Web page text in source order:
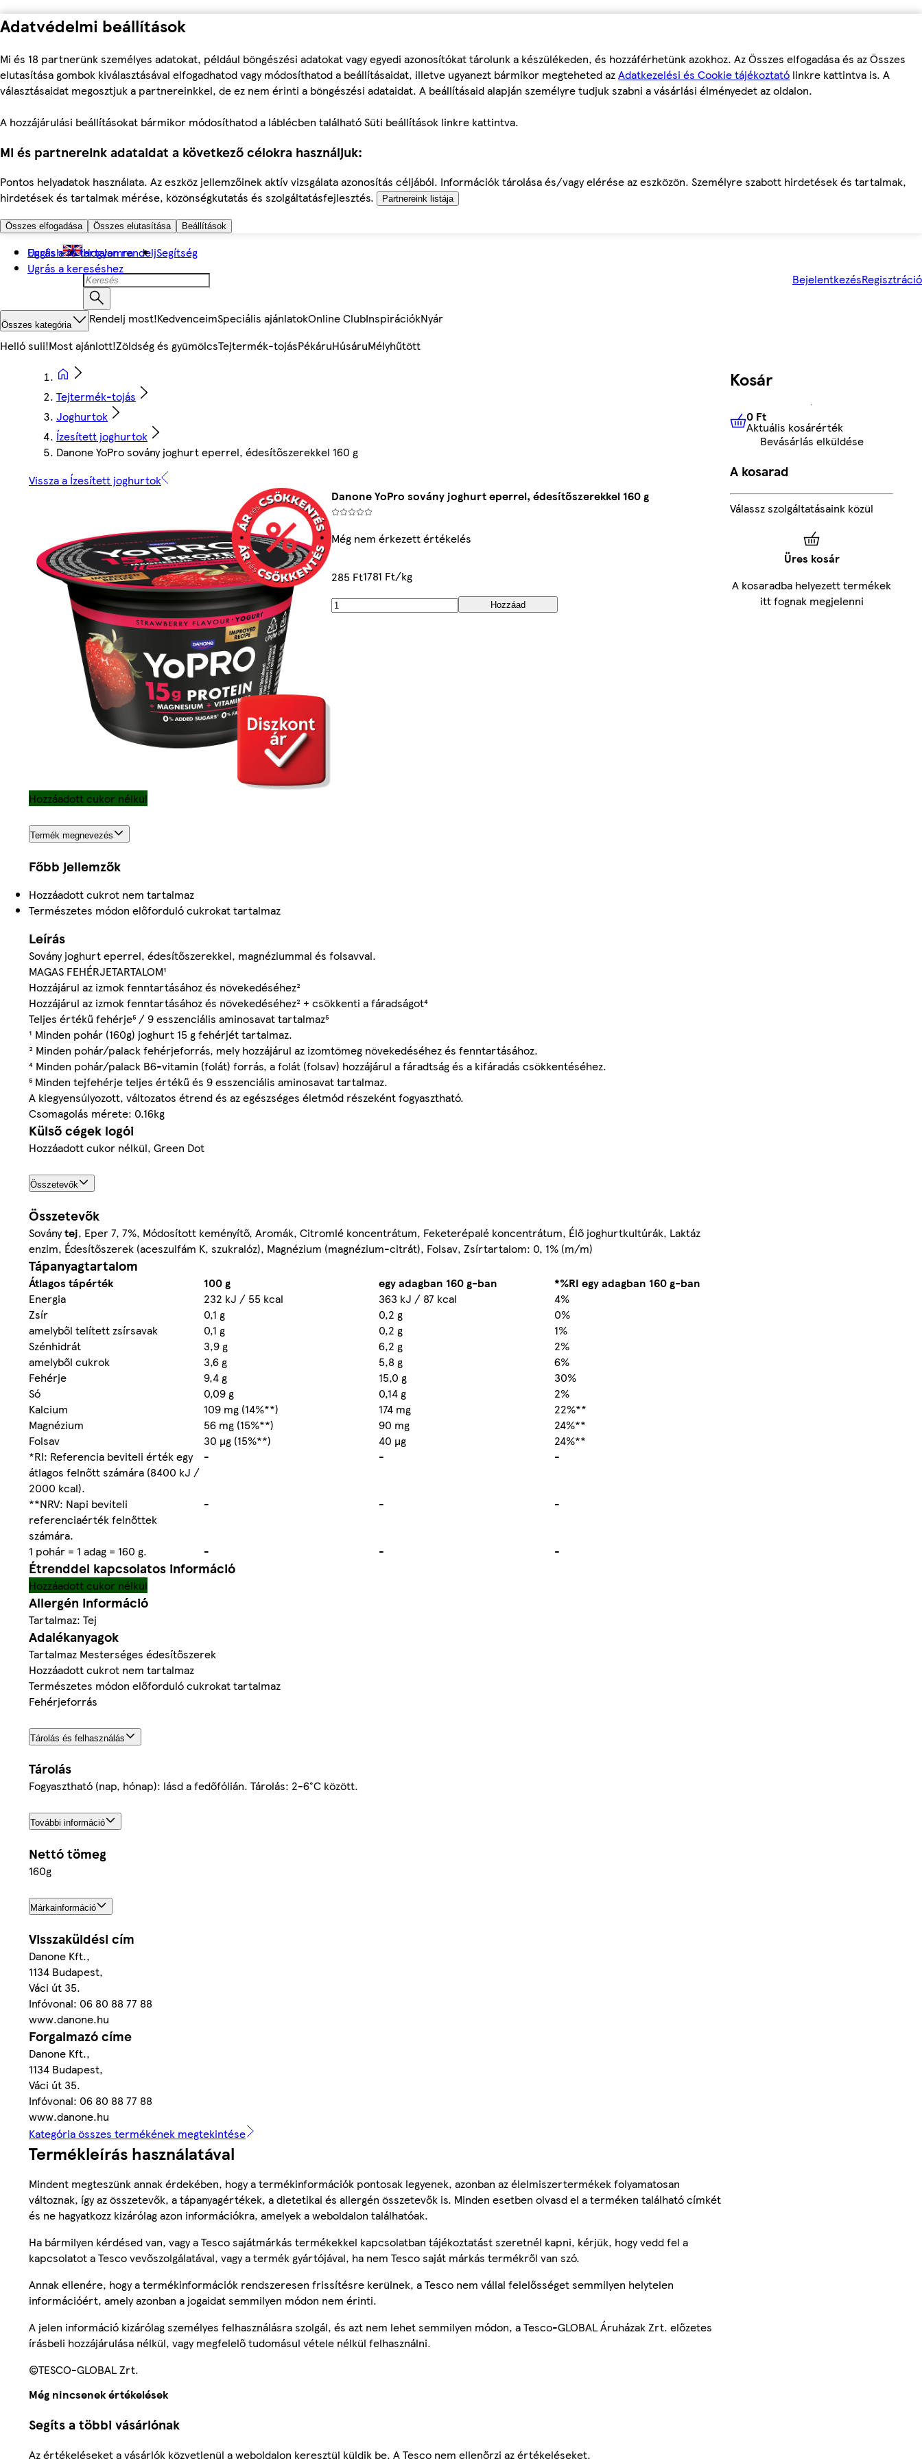
Adatvédelmi beállítások
Mi és 18 partnerünk személyes adatokat, például böngészési adatokat vagy egyedi azonosítókat tárolunk a készülékeden, és hozzáférhetünk azokhoz. Az Összes elfogadása és az Összes
elutasítása gombok kiválasztásával elfogadhatod vagy módosíthatod a beállításaidat, illetve ugyanezt bármikor megteheted azAdatkezelési és Cookie tájékoztató linkre kattintva is. A
választásaidat megosztjuk a partnereinkkel, de ez nem érinti a böngészési adataidat. A beállításaid alapján személyre tudjuk szabni a vásárlási élményedet az oldalon.
A hozzájárulási beállításokat bármikor módosíthatod a láblécben található Süti beállítások linkre kattintva.
Mi és partnereink adataidat a következő célokra használjuk:
Pontos helyadatok használata. Az eszköz jellemzőinek aktív vizsgálata azonosítás céljából. Információk tárolása és/vagy elérése az eszközön. Személyre szabott hirdetések és tartalmak,
hirdetések és tartalmak mérése, közönségkutatás és szolgáltatásfejlesztés.
Partnereink listája
Összes elfogadása Összes elutasítása Beállítások
Ugrás a fő tartalomra
Ugrás a kereséshez
English Hogyan rendeljSegítség
BejelentkezésRegisztráció
Összes kategória Rendelj most!KedvenceimSpeciális ajánlatokOnline ClubInspirációkNyár
Helló suli!Most ajánlott!Zöldség és gyümölcsTejtermék-tojásPékáruHúsáruMélyhűtött
Tejtermék-tojás
Joghurtok
Ízesített joghurtok
Danone YoPro sovány joghurt eperrel, édesítőszerekkel 160 g
Vissza a Ízesített joghurtok
Danone YoPro sovány joghurt eperrel, édesítőszerekkel 160 g
Még nem érkezett értékelés
285 Ft1781 Ft/kg
Hozzáad
Hozzáadott cukor nélkül
Termék megnevezés
Főbb jellemzők
Hozzáadott cukrot nem tartalmaz
Természetes módon előforduló cukrokat tartalmaz
Leírás
Sovány joghurt eperrel, édesítőszerekkel, magnéziummal és folsavval.
MAGAS FEHÉRJETARTALOM¹
Hozzájárul az izmok fenntartásához és növekedéséhez²
Hozzájárul az izmok fenntartásához és növekedéséhez² + csökkenti a fáradságot⁴
Teljes értékű fehérje⁵ / 9 esszenciális aminosavat tartalmaz⁵
¹ Minden pohár (160g) joghurt 15 g fehérjét tartalmaz.
² Minden pohár/palack fehérjeforrás, mely hozzájárul az izomtömeg növekedéséhez és fenntartásához.
⁴ Minden pohár/palack B6-vitamin (folát) forrás, a folát (folsav) hozzájárul a fáradtság és a kifáradás csökkentéséhez.
⁵ Minden tejfehérje teljes értékű és 9 esszenciális aminosavat tartalmaz.
A kiegyensúlyozott, változatos étrend és az egészséges életmód részeként fogyasztható.
Csomagolás mérete: 0.16kg
Külső cégek logói
Hozzáadott cukor nélkül, Green Dot
Összetevők
Összetevők
Soványtej, Eper 7, 7%, Módosított keményítő, Aromák, Citromlé koncentrátum, Feketerépalé koncentrátum, Élő joghurtkultúrák, Laktáz
enzim, Édesítőszerek (aceszulfám K, szukralóz), Magnézium (magnézium-citrát), Folsav, Zsírtartalom: 0, 1% (m/m)
Tápanyagtartalom
Átlagos tápérték 100 g egy adagban 160 g-ban
*%RI egy adagban 160 g-ban
Energia
232 kJ / 55 kcal 363 kJ / 87 kcal
4%
Zsír
0,1 g 0,2 g
0%
amelyből telített zsírsavak
0,1 g 0,2 g
1%
Szénhidrát
3,9 g 6,2 g
2%
amelyből cukrok
3,6 g 5,8 g
6%
Fehérje
9,4 g 15,0 g
30%
Só
0,09 g 0,14 g
2%
Kalcium
109 mg (14%**) 174 mg
22%**
Magnézium
56 mg (15%**) 90 mg
24%**
Folsav
30 µg (15%**) 40 µg
24%**
*RI: Referencia beviteli érték egy
átlagos felnőtt számára (8400 kJ /
2000 kcal).
- - -
**NRV: Napi beviteli
referenciaérték felnőttek
számára.
- - -
1 pohár = 1 adag = 160 g. - - -
Étrenddel kapcsolatos információ
Hozzáadott cukor nélkül
Allergén információ
Tartalmaz: Tej
Adalékanyagok
Tartalmaz Mesterséges édesítőszerek
Hozzáadott cukrot nem tartalmaz
Természetes módon előforduló cukrokat tartalmaz
Fehérjeforrás
Tárolás és felhasználás
Tárolás
Fogyasztható (nap, hónap): lásd a fedőfólián. Tárolás: 2-6°C között.
További információ
Nettó tömeg
160g
Márkainformáció
Visszaküldési cím
Danone Kft.,
1134 Budapest,
Váci út 35.
Infóvonal: 06 80 88 77 88
www.danone.hu
Forgalmazó címe
Danone Kft.,
1134 Budapest,
Váci út 35.
Infóvonal: 06 80 88 77 88
www.danone.hu
Kategória összes termékének megtekintése
Termékleírás használatával
Mindent megteszünk annak érdekében, hogy a termékinformációk pontosak legyenek, azonban az élelmiszertermékek folyamatosan
változnak, így az összetevők, a tápanyagértékek, a dietetikai és allergén összetevők is. Minden esetben olvasd el a terméken található címkét
és ne hagyatkozz kizárólag azon információkra, amelyek a weboldalon találhatóak.
Ha bármilyen kérdésed van, vagy a Tesco sajátmárkás termékekkel kapcsolatban tájékoztatást szeretnél kapni, kérjük, hogy vedd fel a
kapcsolatot a Tesco vevőszolgálatával, vagy a termék gyártójával, ha nem Tesco saját márkás termékről van szó.
Annak ellenére, hogy a termékinformációk rendszeresen frissítésre kerülnek, a Tesco nem vállal felelősséget semmilyen helytelen
információért, amely azonban a jogaidat semmilyen módon nem érinti.
A jelen információ kizárólag személyes felhasználásra szolgál, és azt nem lehet semmilyen módon, a Tesco-GLOBAL Áruházak Zrt. előzetes
írásbeli hozzájárulása nélkül, vagy megfelelő tudomásul vétele nélkül felhasználni.
©TESCO-GLOBAL Zrt.
Még nincsenek értékelések
Segíts a többi vásárlónak
Az értékeléseket a vásárlók közvetlenül a weboldalon keresztül küldik be. A Tesco nem ellenőrzi az értékeléseket.
Kosár
0 FtAktuális kosárérték
0 Ft
Aktuális kosárérték
Bevásárlás elküldése
A kosarad
Válassz szolgáltatásaink közül
Üres kosár
A kosaradba helyezett termékek
itt fognak megjelenni